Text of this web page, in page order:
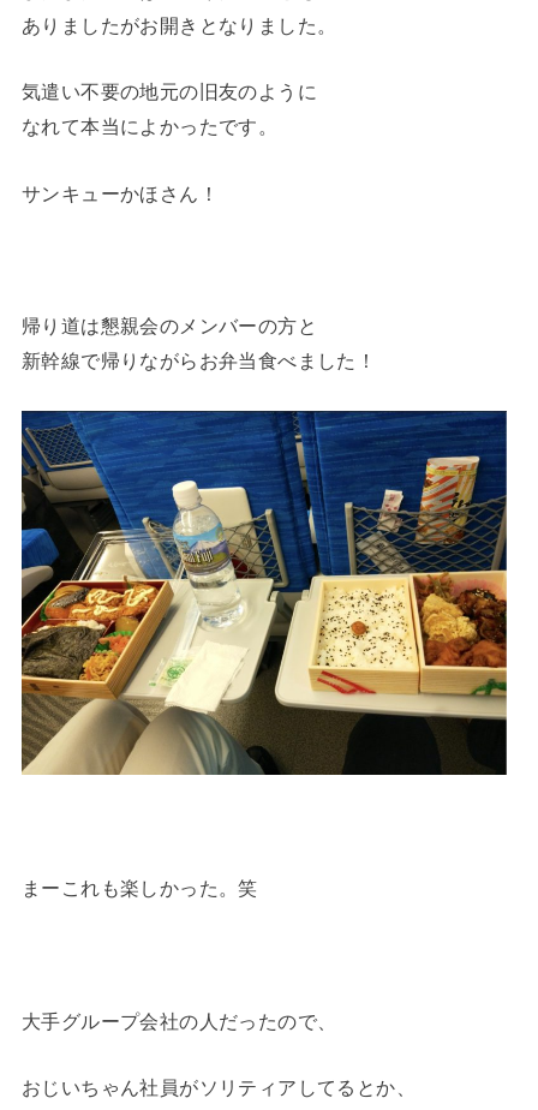
ありましたがお開きとなりました。
気遣い不要の地元の旧友のように
なれて本当によかったです。
サンキューかほさん！
帰り道は懇親会のメンバーの方と
新幹線で帰りながらお弁当食べました！
まーこれも楽しかった。笑
大手グループ会社の人だったので、
おじいちゃん社員がソリティアしてるとか、